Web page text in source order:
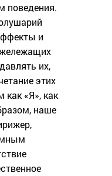
поведения.
и
их,
этих
«Я», как
наше